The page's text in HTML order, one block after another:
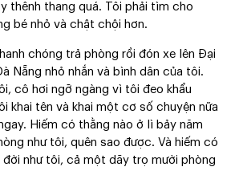
thênh thang quá. Tôi phải tìm cho
bé nhỏ và chật chội hơn.
chóng trả phòng rồi đón xe lên Đại
Nẵng nhỏ nhắn và bình dân của tôi.
cô hơi ngỡ ngàng vì tôi đeo khẩu
khai tên và khai một cơ số chuyện nữa
Hiếm có thằng nào ở lì bảy năm
như tôi, quên sao được. Và hiếm có
đời như tôi, cả một dãy trọ mười phòng